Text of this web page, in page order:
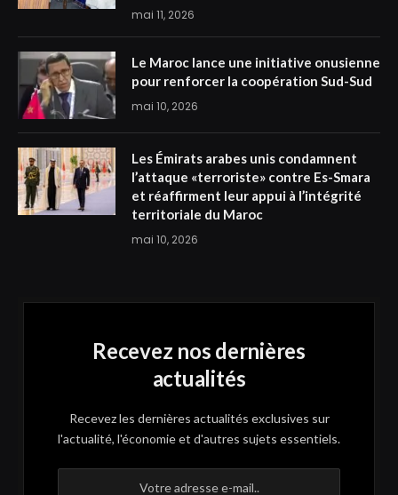
mai 11, 2026
Le Maroc lance une initiative onusienne
pour renforcer la coopération Sud-Sud
mai 10, 2026
Les Émirats arabes unis condamnent
l’attaque «terroriste» contre Es-Smara
et réaffirment leur appui à l’intégrité
territoriale du Maroc
mai 10, 2026
Recevez nos dernières
actualités
Recevez les dernières actualités exclusives sur
l'actualité, l'économie et d'autres sujets essentiels.